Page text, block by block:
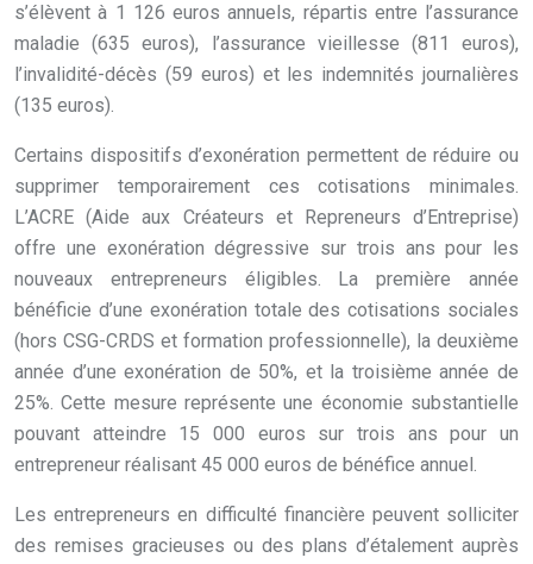
s’élèvent à 1 126 euros annuels, répartis entre l’assurance
maladie (635 euros), l’assurance vieillesse (811 euros),
l’invalidité-décès (59 euros) et les indemnités journalières
(135 euros).
Certains dispositifs d’exonération permettent de réduire ou
supprimer temporairement ces cotisations minimales.
L’ACRE (Aide aux Créateurs et Repreneurs d’Entreprise)
offre une exonération dégressive sur trois ans pour les
nouveaux entrepreneurs éligibles. La première année
bénéficie d’une exonération totale des cotisations sociales
(hors CSG-CRDS et formation professionnelle), la deuxième
année d’une exonération de 50%, et la troisième année de
25%. Cette mesure représente une économie substantielle
pouvant atteindre 15 000 euros sur trois ans pour un
entrepreneur réalisant 45 000 euros de bénéfice annuel.
Les entrepreneurs en difficulté financière peuvent solliciter
des remises gracieuses ou des plans d’étalement auprès